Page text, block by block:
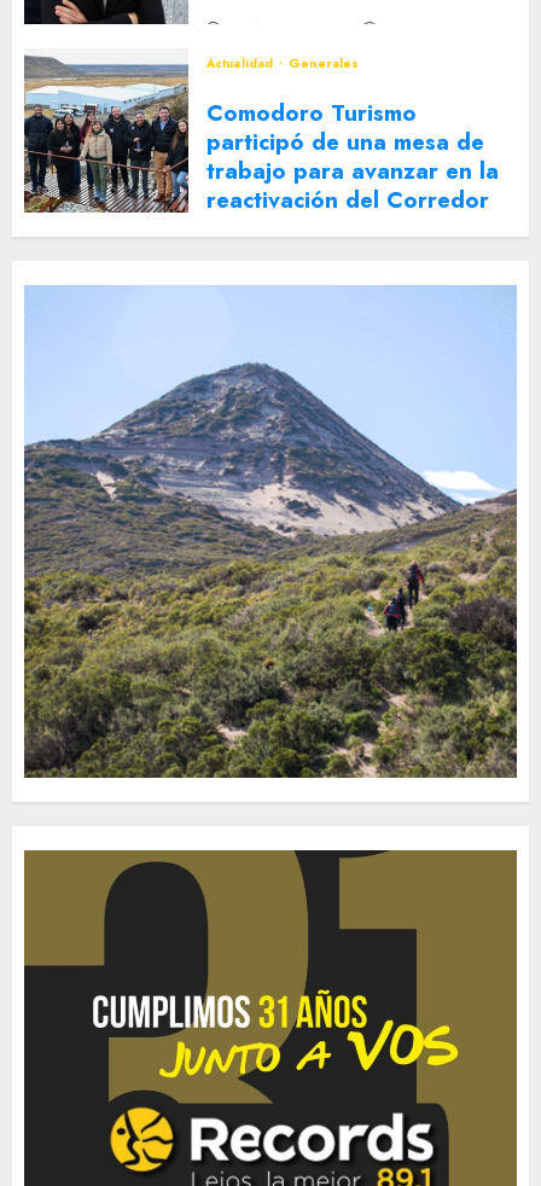
2 DE AGOSTO DE 2026
Actualidad
Generales
Comodoro Turismo
participó de una mesa de
trabajo para avanzar en la
reactivación del Corredor
Turístico Integrado